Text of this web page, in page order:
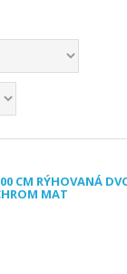
CM RÝHOVANÁ
MAT